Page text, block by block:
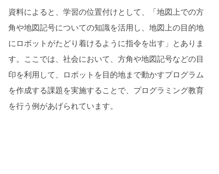
資料によると、学習の位置付けとして、「地図上での方
角や地図記号についての知識を活用し、地図上の目的地
にロボットがたどり着けるように指令を出す」とありま
す。ここでは、社会において、方角や地図記号などの目
印を利用して、ロボットを目的地まで動かすプログラム
を作成する課題を実施することで、プログラミング教育
を行う例があげられています。